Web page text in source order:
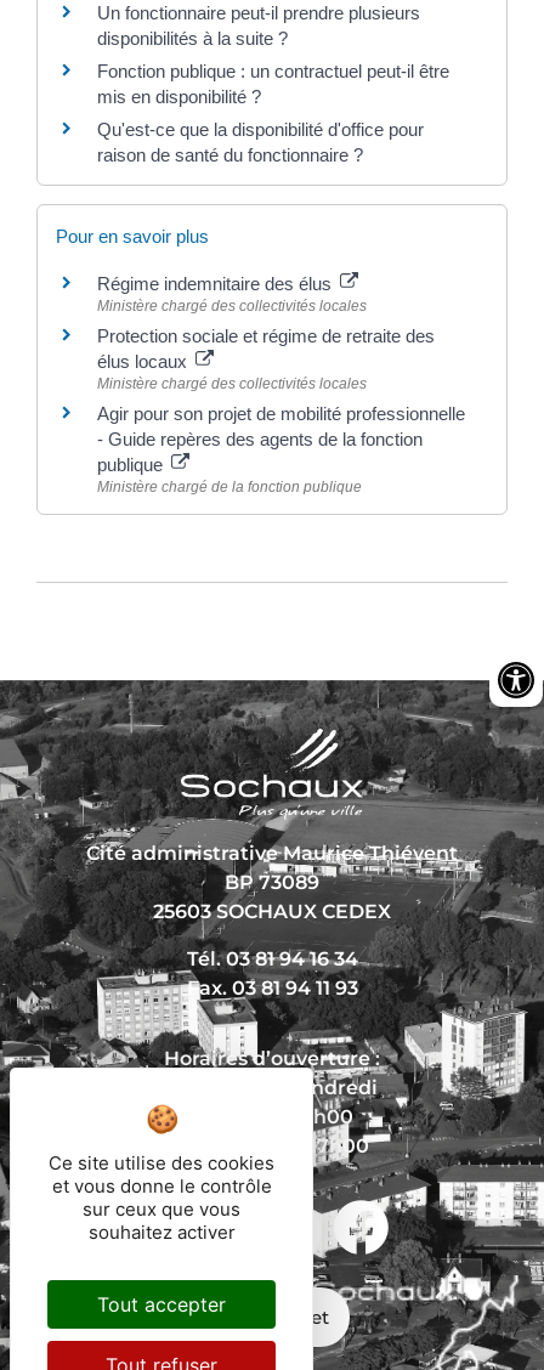
Un fonctionnaire peut-il prendre plusieurs
disponibilités à la suite ?
Fonction publique : un contractuel peut-il être
mis en disponibilité ?
Qu'est-ce que la disponibilité d'office pour
raison de santé du fonctionnaire ?
Pour en savoir plus
Régime indemnitaire des élus
Ministère chargé des collectivités locales
Protection sociale et régime de retraite des
élus locaux
Ministère chargé des collectivités locales
Agir pour son projet de mobilité professionnelle
- Guide repères des agents de la fonction
publique
Ministère chargé de la fonction publique
Cité administrative Maurice Thiévent
BP 73089
25603 SOCHAUX CEDEX
Tél. 03 81 94 16 34
Fax. 03 81 94 11 93
Horaires d’ouverture :
Du lundi au vendredi
De 8h30 à 12h00
Et de 13h30 à 17h00
Nous écrire
Mon trajet
Ce site utilise des cookies
et vous donne le contrôle
sur ceux que vous
souhaitez activer
Tout accepter
Tout refuser